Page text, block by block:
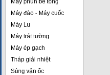
Máy phun bê tông
Máy đào - Máy cuốc
Máy Lu
Máy trát tường
Máy ép gạch
Tháp giải nhiệt
Súng vặn ốc